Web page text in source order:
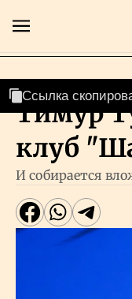
Главная
Экономика
Бизнес
Cпорт
Тимур
клуб
И собирается
Ссылка
Ссылка